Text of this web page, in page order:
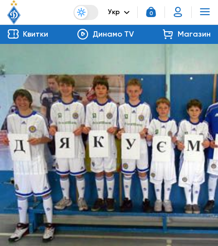
Укр 0
Квитки Динамо TV Магазин